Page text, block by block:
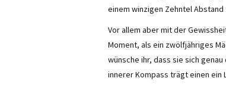
einem winzigen Zehntel
Vor allem aber mit der
Moment, als ein zwölfjähriges
wünsche ihr, dass sie sich
innerer Kompass trägt einen ein